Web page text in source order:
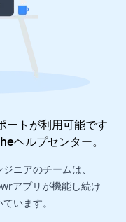
トが利用可能です
ヘルプセンター。
ニアのチームは、
アプリが機能し続け
います。